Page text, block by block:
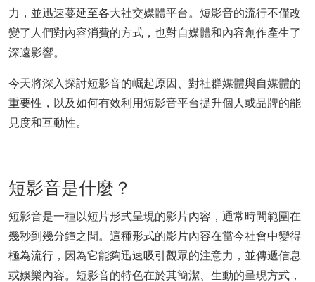
力，並迅速蔓延至各大社交媒體平台。短影音的流行不僅改
變了人們對內容消費的方式，也對自媒體和內容創作產生了
深遠影響。
今天將深入探討短影音的崛起原因、對社群媒體與自媒體的
重要性，以及如何有效利用短影音平台提升個人或品牌的能
見度和互動性。
短影音是什麼？
短影音是一種以短片形式呈現的影片內容，通常時間範圍在
幾秒到幾分鐘之間。這種形式的影片內容在當今社會中變得
極為流行，因為它能夠迅速吸引觀眾的注意力，並傳遞信息
或娛樂內容。短影音的特色在於其簡潔、生動的呈現方式，